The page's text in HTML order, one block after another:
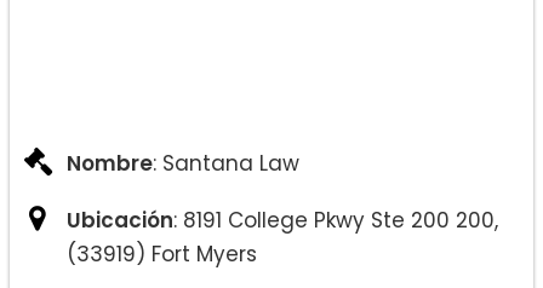
Nombre: Santana Law
Ubicación: 8191 College Pkwy Ste 200 200,
(33919) Fort Myers